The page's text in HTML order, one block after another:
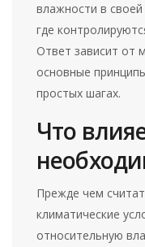
влажности в своей
где
Ответ зависит от
основные
простых шагах.
Что
Прежде чем
климатические
относительную